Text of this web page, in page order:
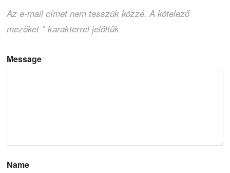
Az e-mail címet nem tesszük közzé. A kötelező
mezőket * karakterrel jelöltük
Message
Name